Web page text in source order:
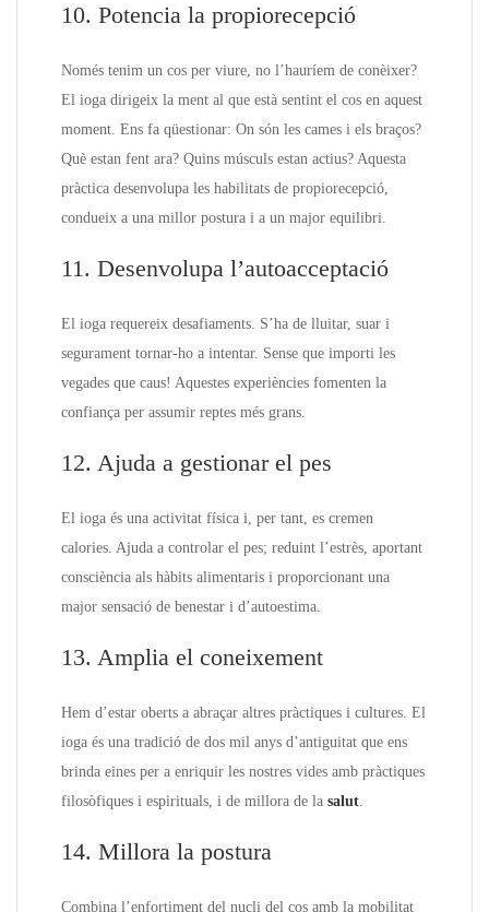
10. Potencia la propiorecepció
Només tenim un cos per viure, no l’hauríem de conèixer?
El ioga dirigeix la ment al que està sentint el cos en aquest
moment. Ens fa qüestionar: On són les cames i els braços?
Què estan fent ara? Quins músculs estan actius? Aquesta
pràctica desenvolupa les habilitats de propiorecepció,
condueix a una millor postura i a un major equilibri.
11. Desenvolupa l’autoacceptació
El ioga requereix desafiaments. S’ha de lluitar, suar i
segurament tornar-ho a intentar. Sense que importi les
vegades que caus! Aquestes experiències fomenten la
confiança per assumir reptes més grans.
12. Ajuda a gestionar el pes
El ioga és una activitat física i, per tant, es cremen
calories. Ajuda a controlar el pes; reduint l’estrès, aportant
consciència als hàbits alimentaris i proporcionant una
major sensació de benestar i d’autoestima.
13. Amplia el coneixement
Hem d’estar oberts a abraçar altres pràctiques i cultures. El
ioga és una tradició de dos mil anys d’antiguitat que ens
brinda eines per a enriquir les nostres vides amb pràctiques
filosòfiques i espirituals, i de millora de la salut.
14. Millora la postura
Combina l’enfortiment del nucli del cos amb la mobilitat